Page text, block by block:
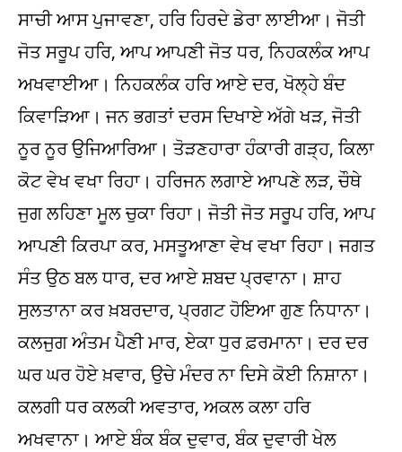
ਸਾਚੀ ਆਸ ਪੁਜਾਵਣਾ, ਹਰਿ ਹਿਰਦੇ ਡੇਰਾ ਲਾਈਆ। ਜੋਤੀ
ਜੋਤ ਸਰੂਪ ਹਰਿ, ਆਪ ਆਪਣੀ ਜੋਤ ਧਰ, ਨਿਹਕਲੰਕ ਆਪ
ਅਖਵਾਈਆ। ਨਿਹਕਲੰਕ ਹਰਿ ਆਏ ਦਰ, ਖੋਲ੍ਹੇ ਬੰਦ
ਕਿਵਾੜਿਆ। ਜਨ ਭਗਤਾਂ ਦਰਸ ਦਿਖਾਏ ਅੱਗੇ ਖੜ, ਜੋਤੀ
ਨੂਰ ਨੂਰ ਉਜਿਆਰਿਆ। ਤੋੜਣਹਾਰਾ ਹੰਕਾਰੀ ਗੜ੍ਹ, ਕਿਲਾ
ਕੋਟ ਵੇਖ ਵਖਾ ਰਿਹਾ। ਹਰਿਜਨ ਲਗਾਏ ਆਪਣੇ ਲੜ, ਚੌਥੇ
ਜੁਗ ਲਹਿਣਾ ਮੂਲ ਚੁਕਾ ਰਿਹਾ। ਜੋਤੀ ਜੋਤ ਸਰੂਪ ਹਰਿ, ਆਪ
ਆਪਣੀ ਕਿਰਪਾ ਕਰ, ਮਸਤੂਆਣਾ ਵੇਖ ਵਖਾ ਰਿਹਾ। ਜਗਤ
ਸੰਤ ਉਠ ਬਲ ਧਾਰ, ਦਰ ਆਏ ਸ਼ਬਦ ਪ੍ਰਵਾਨਾ। ਸ਼ਾਹ
ਸੁਲਤਾਨਾ ਕਰ ਖ਼ਬਰਦਾਰ, ਪ੍ਰਗਟ ਹੋਇਆ ਗੁਣ ਨਿਧਾਨਾ।
ਕਲਜੁਗ ਅੰਤਮ ਪੈਣੀ ਮਾਰ, ਏਕਾ ਧੁਰ ਫ਼ਰਮਾਨਾ। ਦਰ ਦਰ
ਘਰ ਘਰ ਹੋਏ ਖ਼ਵਾਰ, ਉਚੇ ਮੰਦਰ ਨਾ ਦਿਸੇ ਕੋਈ ਨਿਸ਼ਾਨਾ।
ਕਲਗੀ ਧਰ ਕਲਕੀ ਅਵਤਾਰ, ਅਕਲ ਕਲਾ ਹਰਿ
ਅਖਵਾਨਾ। ਆਏ ਬੰਕ ਬੰਕ ਦੁਵਾਰ, ਬੰਕ ਦੁਵਾਰੀ ਖੇਲ